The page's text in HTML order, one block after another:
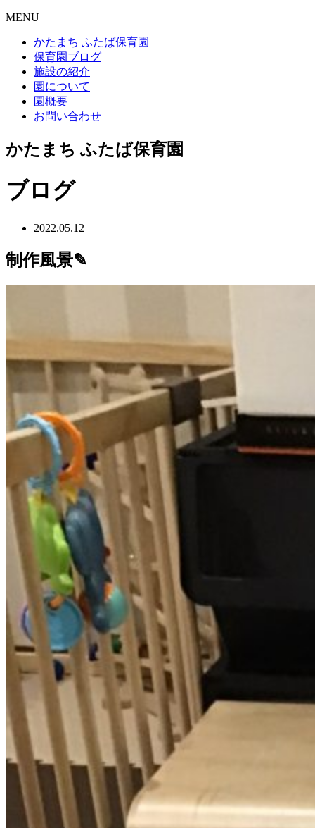
MENU
かたまち ふたば保育園
保育園ブログ
施設の紹介
園について
園概要
お問い合わせ
かたまち ふたば保育園
ブログ
2022.05.12
制作風景✎